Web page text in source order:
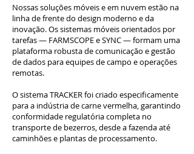
Nossas soluções móveis e em nuvem estão na
linha de frente do design moderno e da
inovação. Os sistemas móveis orientados por
tarefas — FARMSCOPE e SYNC — formam uma
plataforma robusta de comunicação e gestão
de dados para equipes de campo e operações
remotas.
O sistema TRACKER foi criado especificamente
para a indústria de carne vermelha, garantindo
conformidade regulatória completa no
transporte de bezerros, desde a fazenda até
caminhões e plantas de processamento.